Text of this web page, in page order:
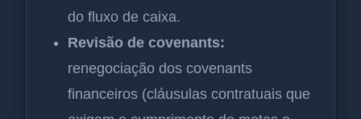
do fluxo de caixa.
Revisão de covenants:
renegociação dos covenants
financeiros (cláusulas contratuais que